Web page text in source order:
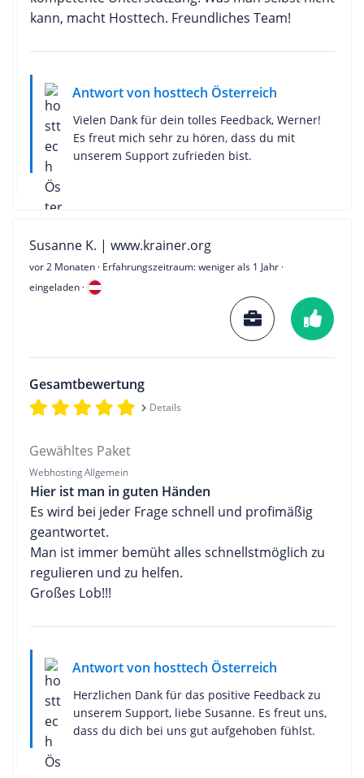
kann, macht Hosttech. Freundliches Team!
Antwort von hosttech Österreich
Vielen Dank für dein tolles Feedback, Werner!
Es freut mich sehr zu hören, dass du mit
unserem Support zufrieden bist.
Susanne K. | www.krainer.org
vor 2 Monaten · Erfahrungszeitraum: weniger als 1 Jahr ·
eingeladen ·
Gesamtbewertung
Details
Gewähltes Paket
Webhosting Allgemein
Hier ist man in guten Händen
Es wird bei jeder Frage schnell und profimäßig
geantwortet.
Man ist immer bemüht alles schnellstmöglich zu
regulieren und zu helfen.
Großes Lob!!!
Antwort von hosttech Österreich
Herzlichen Dank für das positive Feedback zu
unserem Support, liebe Susanne. Es freut uns,
dass du dich bei uns gut aufgehoben fühlst.